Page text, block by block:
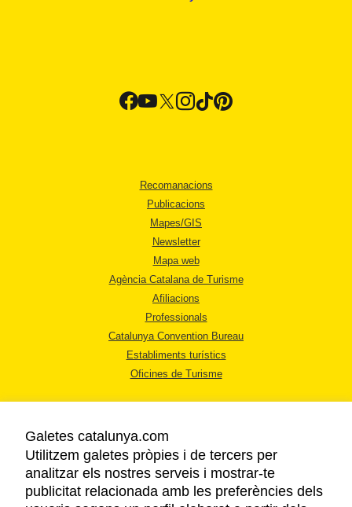
Recomanacions
Publicacions
Mapes/GIS
Newsletter
Mapa web
Agència Catalana de Turisme
Afiliacions
Professionals
Catalunya Convention Bureau
Establiments turístics
Oficines de Turisme
AVÍS LEGAL
POLÍTICA DE PRIVACITAT
Galetes catalunya.com
Utilitzem galetes pròpies i de tercers per
analitzar els nostres serveis i mostrar-te
publicitat relacionada amb les preferències dels